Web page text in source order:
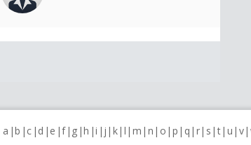
a b c d e f g h i j k l m n o p q r s t u v